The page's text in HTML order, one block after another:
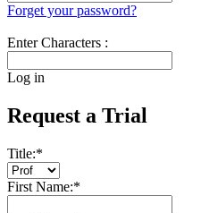
Forget your password?
Enter Characters :
Log in
Request a Trial
Title:*
First Name:*